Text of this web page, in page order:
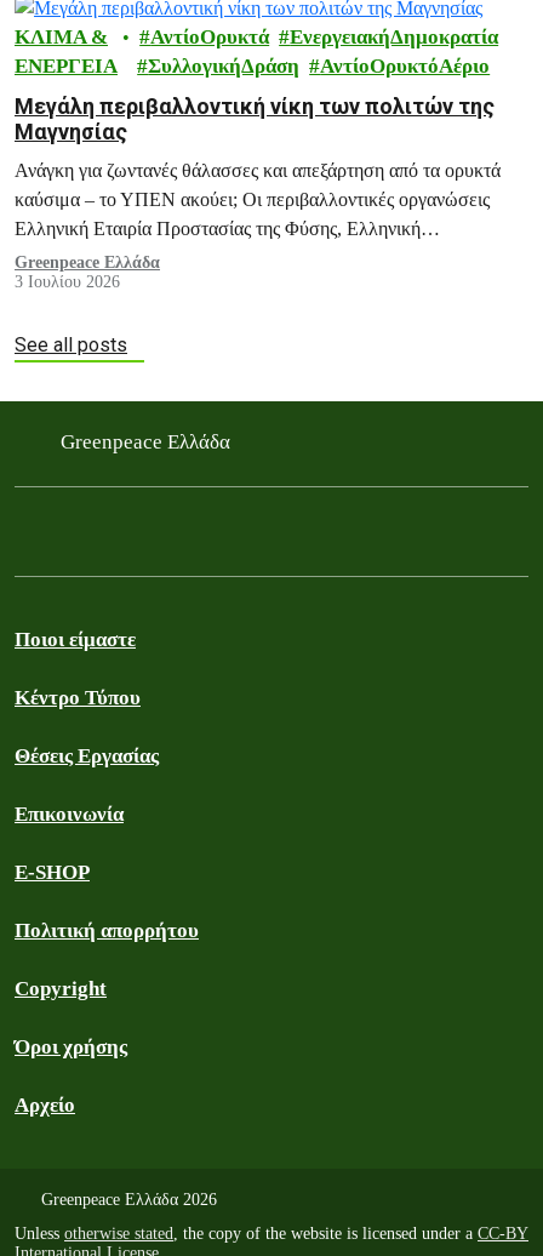
ΚΛΙΜΑ &
ΕΝΕΡΓΕΙΑ
ΑντίοΟρυκτά
ΕνεργειακήΔημοκρατία
ΣυλλογικήΔράση
ΑντίοΟρυκτόΑέριο
Μεγάλη περιβαλλοντική νίκη των πολιτών της
Μαγνησίας
Ανάγκη για ζωντανές θάλασσες και απεξάρτηση από τα ορυκτά
καύσιμα – το ΥΠΕΝ ακούει; Οι περιβαλλοντικές οργανώσεις
Ελληνική Εταιρία Προστασίας της Φύσης, Ελληνική
ΟΡΝΙΘΟΛΟΓΙΚΗ Εταιρεία, Ινστιτούτο Κητολογικών Ερευνών
Πέλαγος, Greenpeace, iSea, MEDASSET και WWF Ελλάς
Μαγνησίας που υπερασπίστηκαν με επιμονή το αυτονόητο: το
ασφαλές…
Greenpeace Ελλάδα
3 Ιουλίου 2026
See all posts
Greenpeace Ελλάδα
Ποιοι είμαστε
Κέντρο Τύπου
Θέσεις Εργασίας
Επικοινωνία
E-SHOP
Πολιτική απορρήτου
Copyright
Όροι χρήσης
Αρχείο
Greenpeace Ελλάδα 2026
Unless otherwise stated , the copy of the website is licensed under a CC-BY